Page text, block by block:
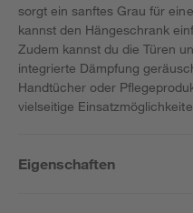
sorgt ein sanftes Grau für
kannst den Hängeschrank
Zudem kannst du die Türen
integrierte Dämpfung
Handtücher oder
vielseitige
Eigenschaften